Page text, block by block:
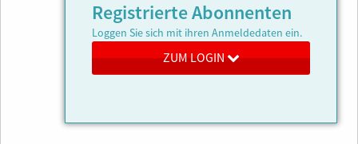
Registrierte Abonnenten
Loggen Sie sich mit ihren Anmeldedaten ein.
ZUM LOGIN